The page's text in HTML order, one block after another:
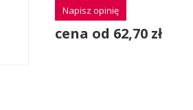
Napisz opinię
cena od 62,70 zł